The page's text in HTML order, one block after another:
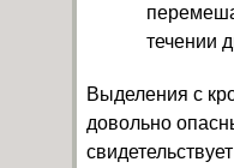
течении
Выделения с
довольно